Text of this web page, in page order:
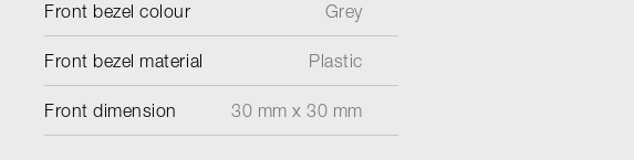
Front bezel colour Grey
Front bezel material Plastic
Front dimension 30 mm x 30 mm